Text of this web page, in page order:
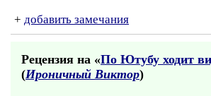
+ добавить замечания
Рецензия на «По Ютубу ходит
(Ироничный Виктор)